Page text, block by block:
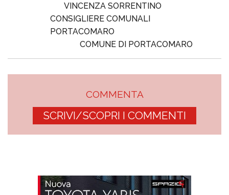
VINCENZA SORRENTINO
CONSIGLIERE COMUNALI
PORTACOMARO
COMUNE DI PORTACOMARO
COMMENTA
SCRIVI/SCOPRI I COMMENTI